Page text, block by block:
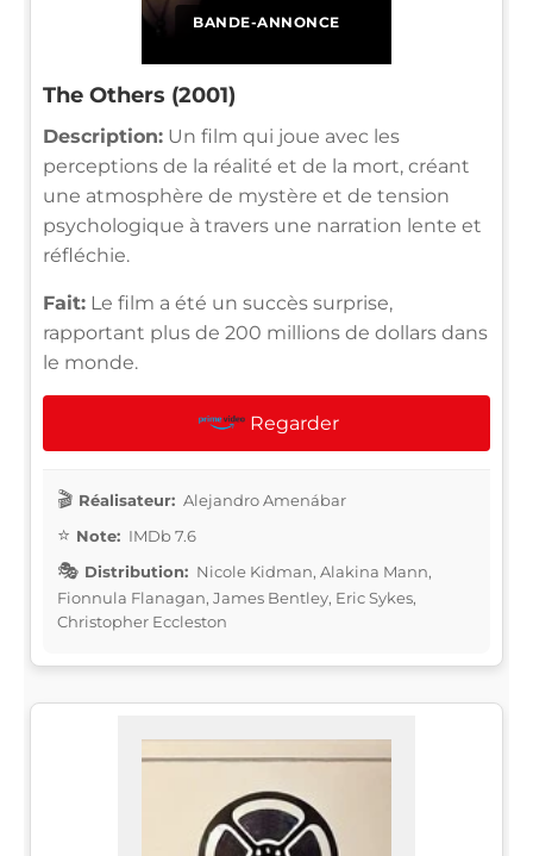
BANDE-ANNONCE
The Others (2001)
Description: Un film qui joue avec les
perceptions de la réalité et de la mort, créant
une atmosphère de mystère et de tension
psychologique à travers une narration lente et
réfléchie.
Fait: Le film a été un succès surprise,
rapportant plus de 200 millions de dollars dans
le monde.
Regarder
Réalisateur: Alejandro Amenábar
Note: IMDb 7.6
Distribution: Nicole Kidman, Alakina Mann,
Fionnula Flanagan, James Bentley, Eric Sykes,
Christopher Eccleston